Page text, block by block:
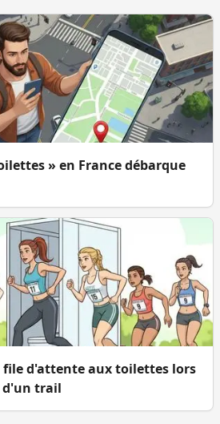
» en France débarque
file d'attente aux toilettes lors
trail